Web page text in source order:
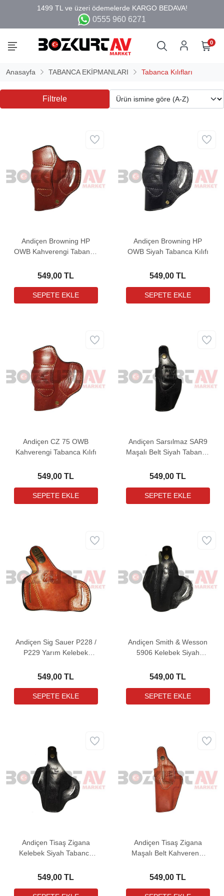
0555 960 6271
0
Anasayfa TABANCA EKİPMANLARI Tabanca Kılıfları
Filtrele
Andiçen Browning HP
OWB Kahverengi Tabanca
549,00 TL
Andiçen Browning HP
OWB Siyah Tabanca Kılıfı
549,00 TL
Andiçen CZ 75 OWB
Kahverengi Tabanca Kılıfı
549,00 TL
Andiçen Sarsılmaz SAR9
Maşalı Belt Siyah Tabanca
549,00 TL
Andiçen Sig Sauer P228 /
P229 Yarım Kelebek
549,00 TL
Andiçen Smith & Wesson
5906 Kelebek Siyah
549,00 TL
Andiçen Tisaş Zigana
Kelebek Siyah Tabanca
549,00 TL
Andiçen Tisaş Zigana
Maşalı Belt Kahverengi
549,00 TL